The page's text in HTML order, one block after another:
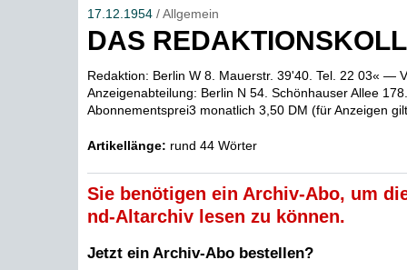
17.12.1954/ Allgemein
DAS
Redaktion: Berlin W 8. Mauerstr. 39'40. Tel. 22 03« —
Anzeigenabteilung: Berlin N 54. Schönhauser Allee
Abonnementsprei3 monatlich 3,50 DM (für Anzeigen
Artikellänge: rund 44 Wörter
Sie benötigen ein Archiv-Abo, um
nd-Altarchiv lesen zu können.
Jetzt ein Archiv-Abo bestellen?